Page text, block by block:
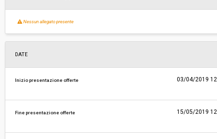
Nessun allegato presente
DATE
Inizio presentazione offerte 03/04/2019
Fine presentazione offerte 15/05/2019